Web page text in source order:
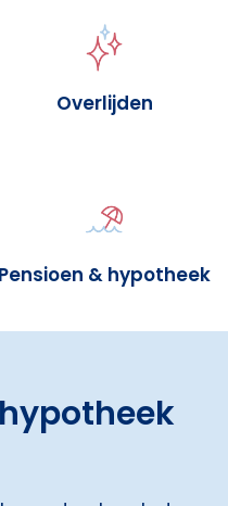
Overlijden
Pensioen & hypotheek